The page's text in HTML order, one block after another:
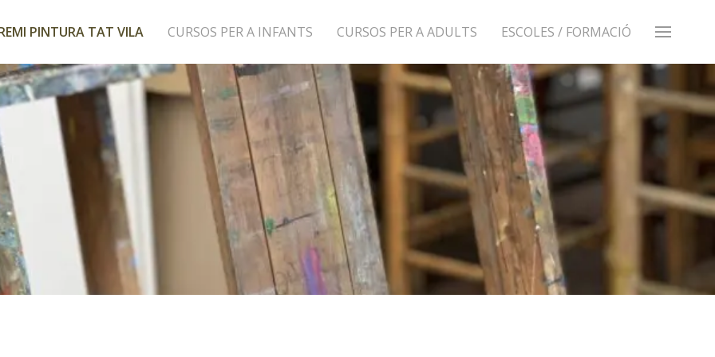
PINTURA TAT VILA CURSOS PER A INFANTS CURSOS PER A ADULTS ESCOLES / FORMACIÓ